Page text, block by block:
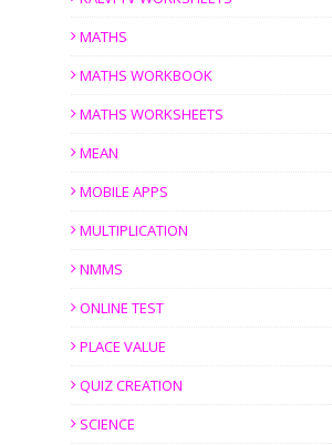
MATHS
MATHS WORKBOOK
MATHS WORKSHEETS
MEAN
MOBILE APPS
MULTIPLICATION
NMMS
ONLINE TEST
PLACE VALUE
QUIZ CREATION
SCIENCE